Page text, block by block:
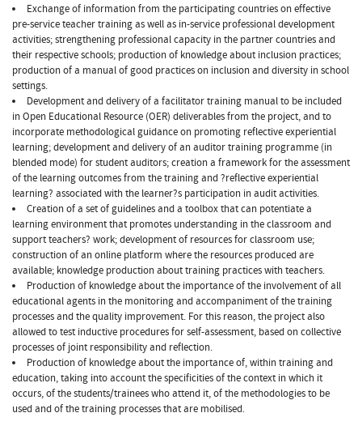
Exchange of information from the participating countries on effective
pre-service teacher training as well as in-service professional development
activities; strengthening professional capacity in the partner countries and
their respective schools; production of knowledge about inclusion practices;
production of a manual of good practices on inclusion and diversity in school
settings.
Development and delivery of a facilitator training manual to be included
in Open Educational Resource (OER) deliverables from the project, and to
incorporate methodological guidance on promoting reflective experiential
learning; development and delivery of an auditor training programme (in
blended mode) for student auditors; creation a framework for the assessment
of the learning outcomes from the training and ?reflective experiential
learning? associated with the learner?s participation in audit activities.
Creation of a set of guidelines and a toolbox that can potentiate a
learning environment that promotes understanding in the classroom and
support teachers? work; development of resources for classroom use;
construction of an online platform where the resources produced are
available; knowledge production about training practices with teachers.
Production of knowledge about the importance of the involvement of all
educational agents in the monitoring and accompaniment of the training
processes and the quality improvement. For this reason, the project also
allowed to test inductive procedures for self-assessment, based on collective
processes of joint responsibility and reflection.
Production of knowledge about the importance of, within training and
education, taking into account the specificities of the context in which it
occurs, of the students/trainees who attend it, of the methodologies to be
used and of the training processes that are mobilised.